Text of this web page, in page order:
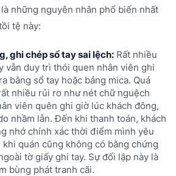
những nguyên nhân phổ biến nhất
tệ này:
ghi chép sổ tay sai lệch:Rất nhiều
vẫn duy trì thói quen nhân viên ghi
bằng sổ tay hoặc bảng mica. Quá
nhiều rủi ro như nét chữ nguệch
viên quên ghi giờ lúc khách đông,
nhầm lẫn. Đến khi thanh toán, khách
nhớ chính xác thời điểm mình yêu
quán cũng không có bằng chứng
tờ giấy ghi tay. Sự đối lập này là
bùng phát tranh cãi.